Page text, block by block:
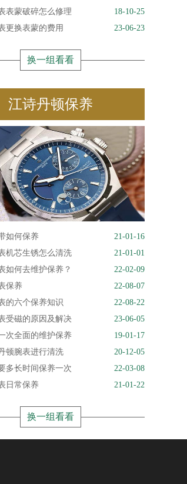
表蒙破碎怎么修理
18-10-25
更换表蒙的费用
23-06-23
换一组看看
江诗丹顿保养
如何保养
21-01-16
机芯生锈怎么清洗
21-01-01
如何去维护保养？
22-02-09
保养
22-08-07
的六个保养知识
22-08-22
受磁的原因及解决
23-06-05
次全面的维护保养
19-01-17
顿腕表进行清洗
20-12-05
多长时间保养一次
22-03-08
日常保养
21-01-22
换一组看看